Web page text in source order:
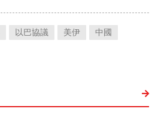
以巴協議 美伊
中國